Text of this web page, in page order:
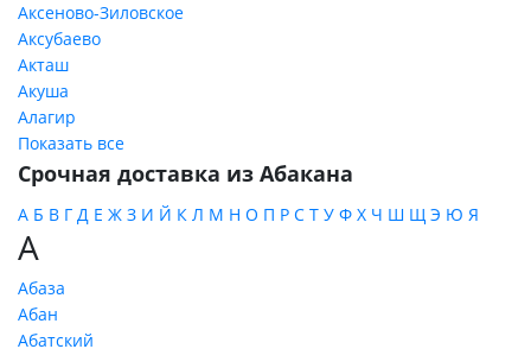
Аксеново-Зиловское
Аксубаево
Акташ
Акуша
Алагир
Показать все
Срочная доставка из Абакана
А Б В Г Д Е Ж З И Й К Л М Н О П Р С Т У Ф Х Ч Ш Щ Э Ю Я
А
Абаза
Абан
Абатский